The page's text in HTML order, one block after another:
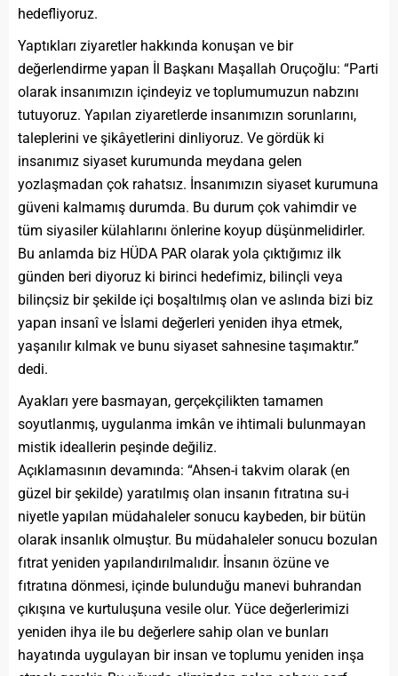
hedefliyoruz.
Yaptıkları ziyaretler hakkında konuşan ve bir
değerlendirme yapan İl Başkanı Maşallah Oruçoğlu: “Parti
olarak insanımızın içindeyiz ve toplumumuzun nabzını
tutuyoruz. Yapılan ziyaretlerde insanımızın sorunlarını,
taleplerini ve şikâyetlerini dinliyoruz. Ve gördük ki
insanımız siyaset kurumunda meydana gelen
yozlaşmadan çok rahatsız. İnsanımızın siyaset kurumuna
güveni kalmamış durumda. Bu durum çok vahimdir ve
tüm siyasiler külahlarını önlerine koyup düşünmelidirler.
Bu anlamda biz HÜDA PAR olarak yola çıktığımız ilk
günden beri diyoruz ki birinci hedefimiz, bilinçli veya
bilinçsiz bir şekilde içi boşaltılmış olan ve aslında bizi biz
yapan insanî ve İslami değerleri yeniden ihya etmek,
yaşanılır kılmak ve bunu siyaset sahnesine taşımaktır.”
dedi.
Ayakları yere basmayan, gerçekçilikten tamamen
soyutlanmış, uygulanma imkân ve ihtimali bulunmayan
mistik ideallerin peşinde değiliz.
Açıklamasının devamında: “Ahsen-i takvim olarak (en
güzel bir şekilde) yaratılmış olan insanın fıtratına su-i
niyetle yapılan müdahaleler sonucu kaybeden, bir bütün
olarak insanlık olmuştur. Bu müdahaleler sonucu bozulan
fıtrat yeniden yapılandırılmalıdır. İnsanın özüne ve
fıtratına dönmesi, içinde bulunduğu manevi buhrandan
çıkışına ve kurtuluşuna vesile olur. Yüce değerlerimizi
yeniden ihya ile bu değerlere sahip olan ve bunları
hayatında uygulayan bir insan ve toplumu yeniden inşa